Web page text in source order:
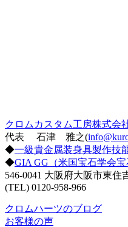
クロムカスタム工房株式会
代表 石津 雅之(
◆一級貴金属装身具製作技
◆GIA GG（米国宝石学会宝
546-0041 大阪府大阪市東住
(TEL) 0120-958-966
クロムハーツのブログ
お客様の声